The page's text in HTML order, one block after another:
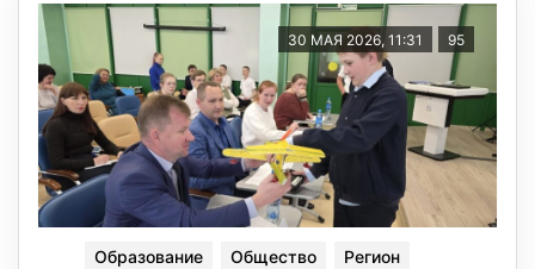
30 МАЯ 2026, 11:31 95
Образование Общество Регион